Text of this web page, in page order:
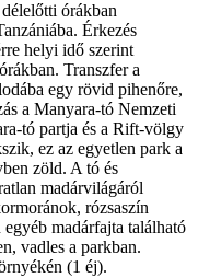
órákban
Érkezés
helyi idő szerint
Transzfer a
egy rövid pihenőre,
a Manyara-tó Nemzeti
tó partja és a Rift-völgy
ez az egyetlen park a
zöld. A tó és
madárvilágáról
rózsaszín
madárfajta található
vadles a parkban.
(1 éj).